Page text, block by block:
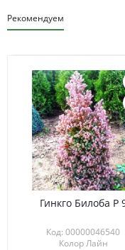
Рекомендуем
Гинкго Билоба Р
Код: 00000046540
Колор Лайн